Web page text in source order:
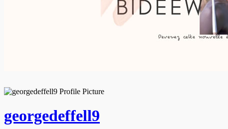
georgedeffell9